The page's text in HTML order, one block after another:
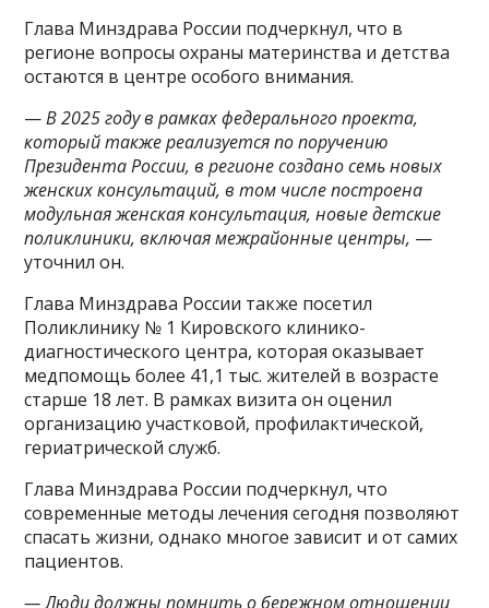
Глава Минздрава России подчеркнул, что в
регионе вопросы охраны материнства и детства
остаются в центре особого внимания.
—В 2025 году в рамках федерального проекта,
который также реализуется по поручению
Президента России, в регионе создано семь новых
женских консультаций, в том числе построена
модульная женская консультация, новые детские
поликлиники, включая межрайонные центры, —
уточнил он.
Глава Минздрава России также посетил
Поликлинику № 1 Кировского клинико-
диагностического центра, которая оказывает
медпомощь более 41,1 тыс. жителей в возрасте
старше 18 лет. В рамках визита он оценил
организацию участковой, профилактической,
гериатрической служб.
Глава Минздрава России подчеркнул, что
современные методы лечения сегодня позволяют
спасать жизни, однако многое зависит и от самих
пациентов.
— Люди должны помнить о бережном отношении